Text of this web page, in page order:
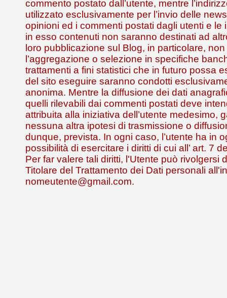
commento postato dall’utente, mentre
utilizzato esclusivamente per l’invio delle
opinioni ed i commenti postati dagli utenti e le
in esso contenuti non saranno destinati ad
loro pubblicazione sul Blog, in particolare,
l’aggregazione o selezione in specifiche
trattamenti a fini statistici che in futuro possa
del sito eseguire saranno condotti
anonima. Mentre la diffusione dei dati
quelli rilevabili dai commenti postati deve
attribuita alla iniziativa dell’utente medesimo,
nessuna altra ipotesi di trasmissione o
dunque, prevista. In ogni caso, l’utente ha in
possibilità di esercitare i diritti di cui all’ art. 7
Per far valere tali diritti, l'Utente può rivolgersi
Titolare del Trattamento dei Dati personali
nomeutente@gmail.com.